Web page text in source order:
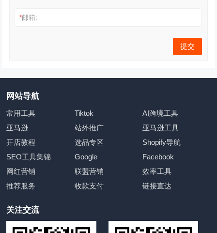
*邮箱:
网站导航
常用工具 Tiktok
AI跨境工具
亚马逊
站外推广
亚马逊工具
开店教程
选品专区
Shopify导航
SEO工具集锦
Google
Facebook
网红营销
联盟营销
效率工具
推荐服务
收款支付 链接直达
关注交流